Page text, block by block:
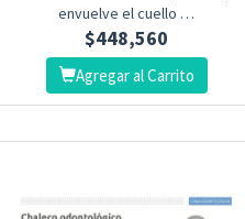
envuelve el cuello …
$448,560
Agregar al Carrito